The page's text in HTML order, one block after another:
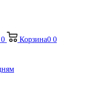
0 Корзина0 0